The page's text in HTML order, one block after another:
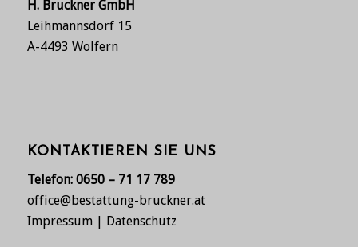
H. Bruckner GmbH
Leihmannsdorf 15
A-4493 Wolfern
KONTAKTIEREN SIE UNS
Telefon: 0650 – 71 17 789
office@bestattung-bruckner.at
Impressum| Datenschutz